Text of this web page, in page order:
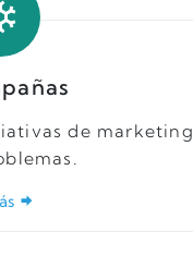
de marketing